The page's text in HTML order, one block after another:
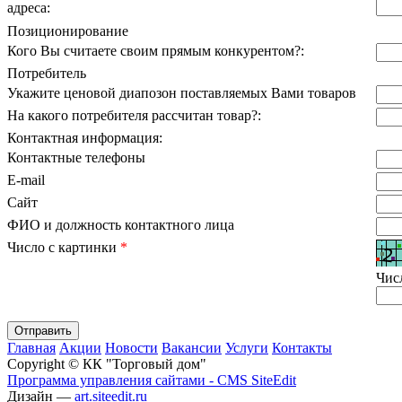
адреса:
Позиционирование
Кого Вы считаете своим прямым конкурентом?:
Потребитель
Укажите ценовой диапозон поставляемых Вами товаров
На какого потребителя рассчитан товар?:
Контактная информация:
Контактные телефоны
E-mail
Сайт
ФИО и должность контактного лица
Число с картинки *
Главная Акции Новости Вакансии Услуги Контакты
Copyright © КК "Торговый дом"
Программа управления сайтами - CMS SiteEdit
Дизайн — art.siteedit.ru